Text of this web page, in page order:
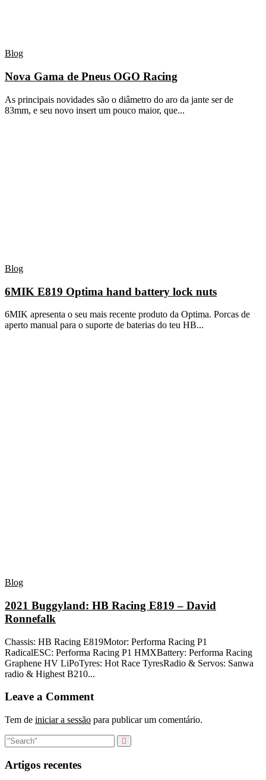
Blog
Nova Gama de Pneus OGO Racing
As principais novidades são o diâmetro do aro da jante ser de
83mm, e seu novo insert um pouco maior, que...
Blog
6MIK E819 Optima hand battery lock nuts
6MIK apresenta o seu mais recente produto da Optima. Porcas de
aperto manual para o suporte de baterias do teu HB...
Blog
2021 Buggyland: HB Racing E819 – David
Ronnefalk
Chassis: HB Racing E819Motor: Performa Racing P1
RadicalESC: Performa Racing P1 HMXBattery: Performa Racing
Graphene HV LiPoTyres: Hot Race TyresRadio & Servos: Sanwa
radio & Highest B210...
Leave a Comment
Tem de iniciar a sessão para publicar um comentário.
Artigos recentes